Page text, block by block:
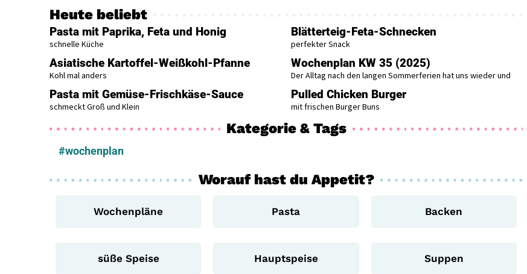
Heute beliebt
Pasta mit Paprika, Feta und Honig
schnelle Küche
Blätterteig-Feta-Schnecken
perfekter Snack
Asiatische Kartoffel-Weißkohl-Pfanne
Kohl mal anders
Wochenplan KW 35 (2025)
Der Alltag nach den langen Sommerferien hat uns wieder und
Pasta mit Gemüse-Frischkäse-Sauce
schmeckt Groß und Klein
Pulled Chicken Burger
mit frischen Burger Buns
Kategorie & Tags
#wochenplan
Worauf hast du Appetit?
Wochenpläne Pasta Backen
süße Speise Hauptspeise Suppen